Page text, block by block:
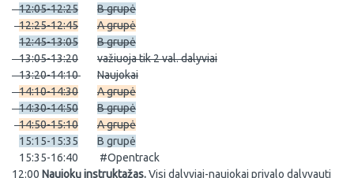
12:05-12:25
B grupė
12:25-12:45
A grupė
12:45-13:05
B grupė
13:05-13:20
važiuoja tik 2 val. dalyviai
13:20-14:10
Naujokai
14:10-14:30
A grupė
14:30-14:50
B grupė
14:50-15:10
A grupė
15:15-15:35
B grupė
15:35-16:40
#Opentrack
12:00 Naujokų instruktažas.Visi dalyviai-naujokai privalo dalyvauti